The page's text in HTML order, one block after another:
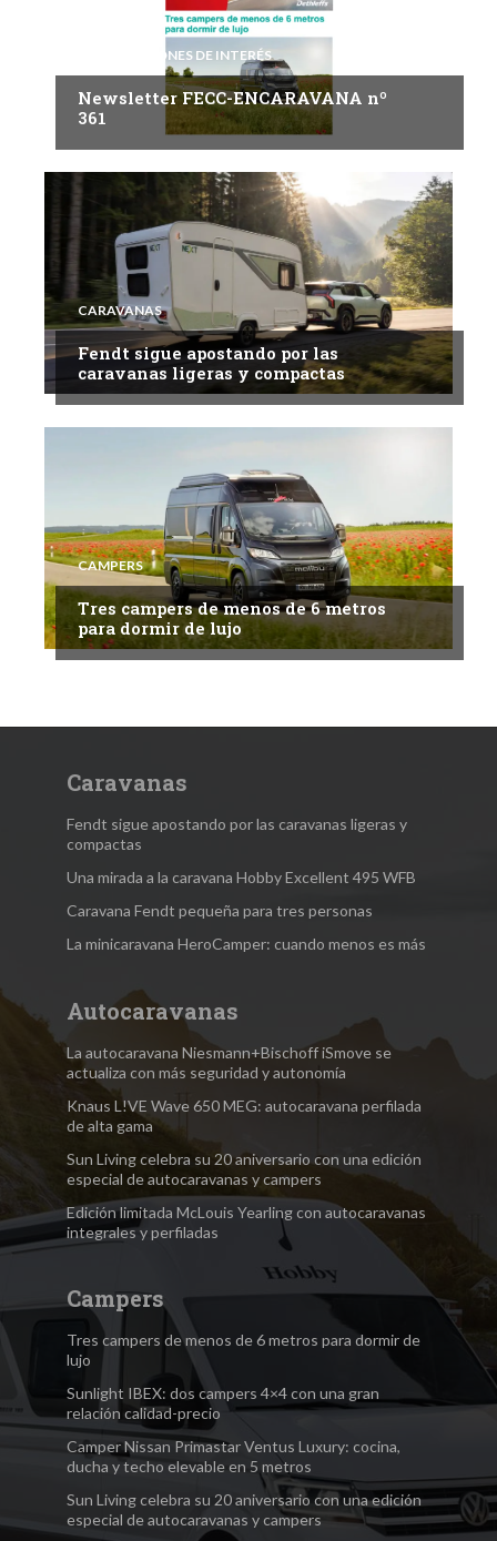
INFORMACIONES DE INTERÉS
Newsletter FECC-ENCARAVANA nº
361
CARAVANAS
Fendt sigue apostando por las
caravanas ligeras y compactas
CAMPERS
Tres campers de menos de 6 metros
para dormir de lujo
Caravanas
Fendt sigue apostando por las caravanas ligeras y
compactas
Una mirada a la caravana Hobby Excellent 495 WFB
Caravana Fendt pequeña para tres personas
La minicaravana HeroCamper: cuando menos es más
Autocaravanas
La autocaravana Niesmann+Bischoff iSmove se
actualiza con más seguridad y autonomía
Knaus L!VE Wave 650 MEG: autocaravana perfilada
de alta gama
Sun Living celebra su 20 aniversario con una edición
especial de autocaravanas y campers
Edición limitada McLouis Yearling con autocaravanas
integrales y perfiladas
Campers
Tres campers de menos de 6 metros para dormir de
lujo
Sunlight IBEX: dos campers 4×4 con una gran
relación calidad-precio
Camper Nissan Primastar Ventus Luxury: cocina,
ducha y techo elevable en 5 metros
Sun Living celebra su 20 aniversario con una edición
especial de autocaravanas y campers